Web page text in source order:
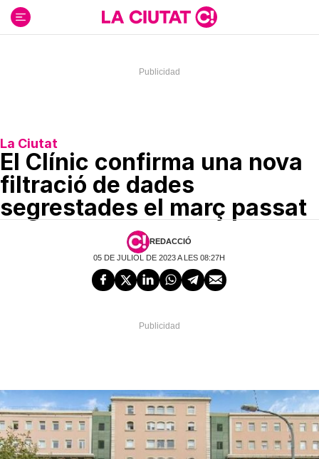
contenido
La Ciutat
El Clínic confirma una nova
filtració de dades
segrestades el març passat
REDACCIÓ
05 DE JULIOL DE 2023 A LES 08:27H